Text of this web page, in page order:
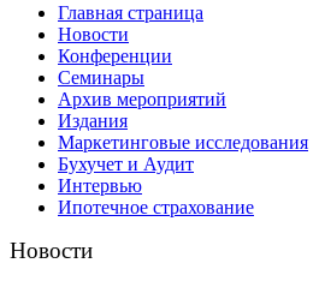
Главная страница
Новости
Конференции
Семинары
Архив мероприятий
Издания
Маркетинговые исследования
Бухучет и Аудит
Интервью
Ипотечное страхование
Новости